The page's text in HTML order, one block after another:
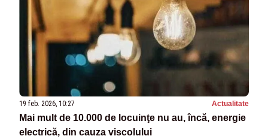
19 feb. 2026, 10:27 Actualitate
Mai mult de 10.000 de locuinţe nu au, încă, energie
electrică, din cauza viscolului